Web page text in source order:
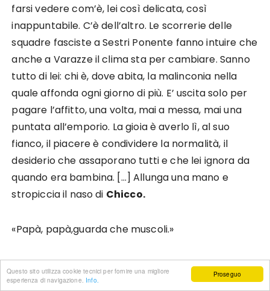
Proseguo
Questo sito utilizza cookie tecnici per fornire una migliore
esperienza di navigazione. Info.
farsi vedere com’è, lei così delicata, così
inappuntabile. C’è dell’altro. Le scorrerie delle
squadre fasciste a Sestri Ponente fanno intuire che
anche a Varazze il clima sta per cambiare. Sanno
tutto di lei: chi è, dove abita, la malinconia nella
quale affonda ogni giorno di più. E’ uscita solo per
pagare l’affitto, una volta, mai a messa, mai una
puntata all’emporio. La gioia è averlo lì, al suo
fianco, il piacere è condividere la normalità, il
desiderio che assaporano tutti e che lei ignora da
quando era bambina. […] Allunga una mano e
stropiccia il naso di Chicco.
«Papà, papà,guarda che muscoli.»
Arrotola le maniche della maglietta, serra le dita in
un pugno, piega il braccio, fa forza. […]